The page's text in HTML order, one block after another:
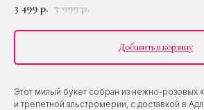
3 499 р. 3 999 р.
Добавить в корзину
Этот милый букет собран из нежно-розовых
и трепетной альстромерии, с доставкой в